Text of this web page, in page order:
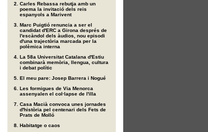
Carles Rebassa rebutja amb un
poema la invitació dels reis
espanyols a Marivent
Marc Puigtió renuncia a ser el
candidat d'ERC a Girona després de
l'escàndol dels àudios, nou episodi
d'una trajectòria marcada per la
polèmica interna
La 58a Universitat Catalana d'Estiu
combinarà memòria, llengua, cultura
i debat polític
El meu pare: Josep Barrera i Nogué
Les formigues de Via Menorca
assenyalen el col·lapse de l'illa
Casa Macià convoca unes jornades
d'història pel centenari dels Fets de
Prats de Molló
Habitatge o caos